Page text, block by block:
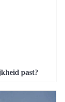
past?